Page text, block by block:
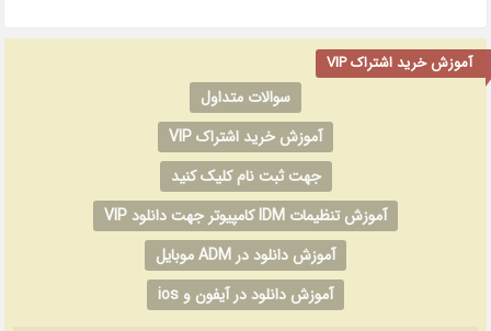
آموزش خرید اشتراک VIP
سوالات متداول
آموزش خرید اشتراک VIP
جهت ثبت نام کلیک کنید
آموزش تنظیمات IDM کامپیوتر جهت دانلود VIP
آموزش دانلود در ADM موبایل
آموزش دانلود در آیفون و ios